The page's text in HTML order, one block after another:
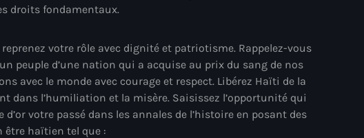
Aéroport Antoine Simon des
Aéroport international
Afghanistan
Afrique du Nord et Moyen-
droits fondamentaux.
votre rôle avec dignité et patriotisme. Rappelez-vous
peuple d’une nation qui a acquise au prix du sang de nos
avec le monde avec courage et respect. Libérez Haïti de la
dans l’humiliation et la misère. Saisissez l’opportunité qui
votre passé dans les annales de l’histoire en posant des
être haïtien tel que :